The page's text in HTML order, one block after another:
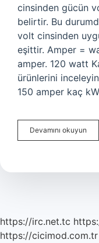
cinsinden gücün
belirtir. Bu
volt cinsinden
eşittir. Amper =
amper. 120 watt
ürünlerini
150 amper kaç
Devamını okuyun
Watt
https://irc.net.tc
https://cicimod.com.tr